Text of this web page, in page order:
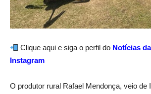
Clique aqui e siga o perfil do Notícias
Instagram
O produtor rural Rafael Mendonça, veio de